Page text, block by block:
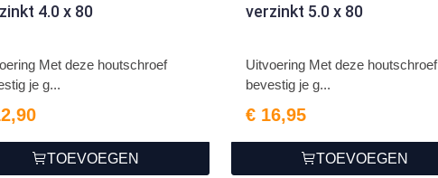
4.0 x 80
Met deze houtschroef
je g...
TOEVOEGEN
verzinkt 5.0 x 80
Uitvoering Met deze houtschroef
bevestig je g...
€ 16,95
TOEVOEGEN